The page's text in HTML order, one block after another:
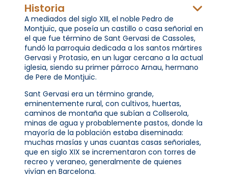
Historia
A mediados del siglo XIII, el noble Pedro de
Montjuïc, que poseía un castillo o casa señorial en
el que fue término de Sant Gervasi de Cassoles,
fundó la parroquia dedicada a los santos mártires
Gervasi y Protasio, en un lugar cercano a la actual
iglesia, siendo su primer párroco Arnau, hermano
de Pere de Montjuïc.
Sant Gervasi era un término grande,
eminentemente rural, con cultivos, huertas,
caminos de montaña que subían a Collserola,
minas de agua y probablemente pastos, donde la
mayoría de la población estaba diseminada:
muchas masías y unas cuantas casas señoriales,
que en siglo XIX se incrementaron con torres de
recreo y veraneo, generalmente de quienes
vivían en Barcelona.